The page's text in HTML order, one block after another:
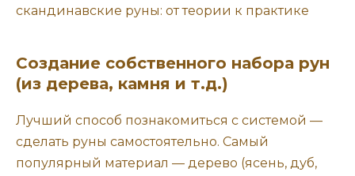
Создание собственного набора рун
(из дерева, камня и т.д.)
Лучший способ познакомиться с системой —
сделать руны самостоятельно. Самый
популярный материал — дерево (ясень, дуб,